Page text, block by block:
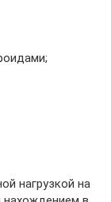
нагрузкой на